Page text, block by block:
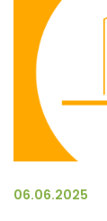
06.06.2025